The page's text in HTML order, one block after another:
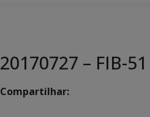
20170727 – FIB-51
Compartilhar: